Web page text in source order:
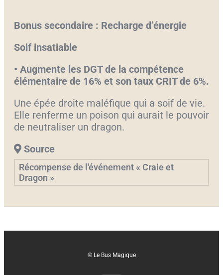
Bonus secondaire : Recharge d’énergie
Soif insatiable
• Augmente les DGT de la compétence
élémentaire de 16% et son taux CRIT de 6%.
Une épée droite maléfique qui a soif de vie.
Elle renferme un poison qui aurait le pouvoir
de neutraliser un dragon.
Source
Récompense de l'événement « Craie et
Dragon »
© Le Bus Magique